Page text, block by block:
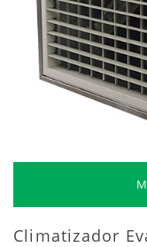
Climatizador